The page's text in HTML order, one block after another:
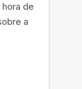
de
a